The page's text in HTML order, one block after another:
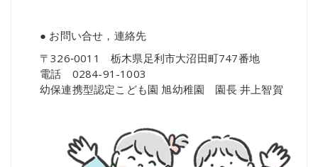
● お問い合せ，連絡先
〒326‐0011 栃木県足利市大沼田町747番地
電話 0284-91-1003
幼保連携型認定こども園 旭幼稚園 園長 井上智賀